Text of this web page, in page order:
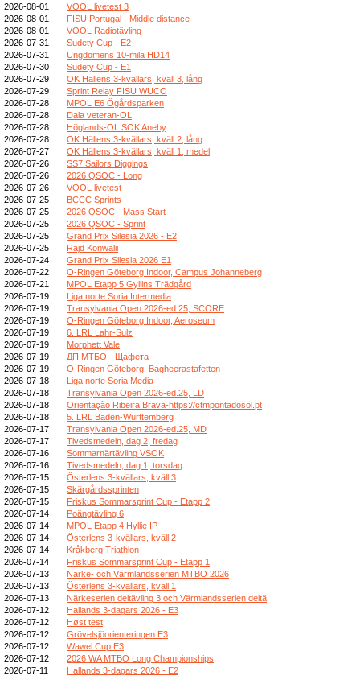
2026-08-01
VOOL livetest 3
2026-08-01
FISU Portugal - Middle distance
2026-08-01
VOOL Radiotävling
2026-07-31
Sudety Cup - E2
2026-07-31
Ungdomens 10-mila HD14
2026-07-30
Sudety Cup - E1
2026-07-29
OK Hällens 3-kvällars, kväll 3, lång
2026-07-29
Sprint Relay FISU WUCO
2026-07-28
MPOL E6 Ögårdsparken
2026-07-28
Dala veteran-OL
2026-07-28
Höglands-OL SOK Aneby
2026-07-28
OK Hällens 3-kvällars, kväll 2, lång
2026-07-27
OK Hällens 3-kvällars, kväll 1, medel
2026-07-26
SS7 Sailors Diggings
2026-07-26
2026 QSOC - Long
2026-07-26
VÖOL livetest
2026-07-25
BCCC Sprints
2026-07-25
2026 QSOC - Mass Start
2026-07-25
2026 QSOC - Sprint
2026-07-25
Grand Prix Silesia 2026 - E2
2026-07-25
Rajd Konwalii
2026-07-24
Grand Prix Silesia 2026 E1
2026-07-22
O-Ringen Göteborg Indoor, Campus Johanneberg
2026-07-21
MPOL Etapp 5 Gyllins Trädgård
2026-07-19
Liga norte Soria Intermedia
2026-07-19
Transylvania Open 2026-ed.25, SCORE
2026-07-19
O-Ringen Göteborg Indoor, Aeroseum
2026-07-19
6. LRL Lahr-Sulz
2026-07-19
Morphett Vale
2026-07-19
ДП МТБО - Щафета
2026-07-19
O-Ringen Göteborg, Bagheerastafetten
2026-07-18
Liga norte Soria Media
2026-07-18
Transylvania Open 2026-ed.25, LD
2026-07-18
Orientação Ribeira Brava-https://ctmpontadosol.pt
2026-07-18
5. LRL Baden-Württemberg
2026-07-17
Transylvania Open 2026-ed.25, MD
2026-07-17
Tivedsmedeln, dag 2, fredag
2026-07-16
Sommarnärtävling VSOK
2026-07-16
Tivedsmedeln, dag 1, torsdag
2026-07-15
Österlens 3-kvällars, kväll 3
2026-07-15
Skärgårdssprinten
2026-07-15
Friskus Sommarsprint Cup - Etapp 2
2026-07-14
Poängtävling 6
2026-07-14
MPOL Etapp 4 Hyllie IP
2026-07-14
Österlens 3-kvällars, kväll 2
2026-07-14
Kråkberg Triathlon
2026-07-14
Friskus Sommarsprint Cup - Etapp 1
2026-07-13
Närke- och Värmlandsserien MTBO 2026
2026-07-13
Österlens 3-kvällars, kväll 1
2026-07-13
Närkeserien deltävling 3 och Värmlandsserien deltä
2026-07-12
Hallands 3-dagars 2026 - E3
2026-07-12
Høst test
2026-07-12
Grövelsjöorienteringen E3
2026-07-12
Wawel Cup E3
2026-07-12
2026 WA MTBO Long Championships
2026-07-11
Hallands 3-dagars 2026 - E2